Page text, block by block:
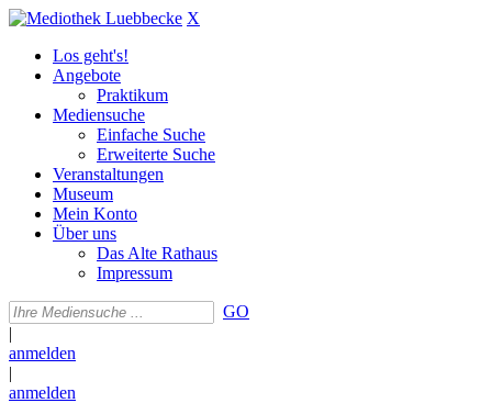
X
Los geht's!
Angebote
Praktikum
Mediensuche
Einfache Suche
Erweiterte Suche
Veranstaltungen
Museum
Mein Konto
Über uns
Das Alte Rathaus
Impressum
GO
|
anmelden
|
anmelden